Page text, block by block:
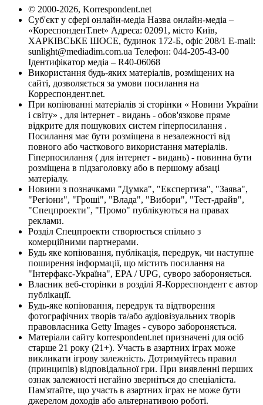
© 2000-2026, Korrespondent.net
Суб'єкт у сфері онлайн-медіа Назва онлайн-медіа –
«КореспонденТ.net» Адреса: 02091, місто Київ,
ХАРКІВСЬКЕ ШОСЕ, будинок 172-Б, офіс 208/1 E-mail:
sunlight@mediadim.com.ua Телефон: 044-205-43-00
Ідентифікатор медіа – R40-06068
Використання будь-яких матеріалів, розміщених на
сайті, дозволяється за умови посилання на
Корреспондент.net.
При копіюванні матеріалів зі сторінки « Новини України
і світу» , для інтернет - видань - обов'язкове пряме
відкрите для пошукових систем гіперпосилання .
Посилання має бути розміщена в незалежності від
повного або часткового використання матеріалів.
Гіперпосилання ( для інтернет - видань) - повинна бути
розміщена в підзаголовку або в першому абзаці
матеріалу.
Новини з позначками "Думка", "Експертиза", "Заява",
"Регіони", "Гроші", "Влада", "Вибори", "Тест-драйв",
"Спецпроекти", "Промо" публікуються на правах
реклами.
Розділ Спецпроекти створюється спільно з
комерційними партнерами.
Будь яке копіювання, публікація, передрук, чи наступне
поширення інформації, що містить посилання на
"Інтерфакс-Україна", EPA / UPG, суворо забороняється.
Власник веб-сторінки в розділі Я-Корреспондент є автор
публікації.
Будь-яке копіювання, передрук та відтворення
фотографічних творів та/або аудіовізуальних творів
правовласника Getty Images - суворо забороняється.
Матеріали сайту korrespondent.net призначені для осіб
старше 21 року (21+). Участь в азартних іграх може
викликати ігрову залежність. Дотримуйтесь правил
(принципів) відповідальної гри. При виявленні перших
ознак залежності негайно зверніться до спеціаліста.
Пам'ятайте, що участь в азартних іграх не може бути
джерелом доходів або альтернативою роботі.